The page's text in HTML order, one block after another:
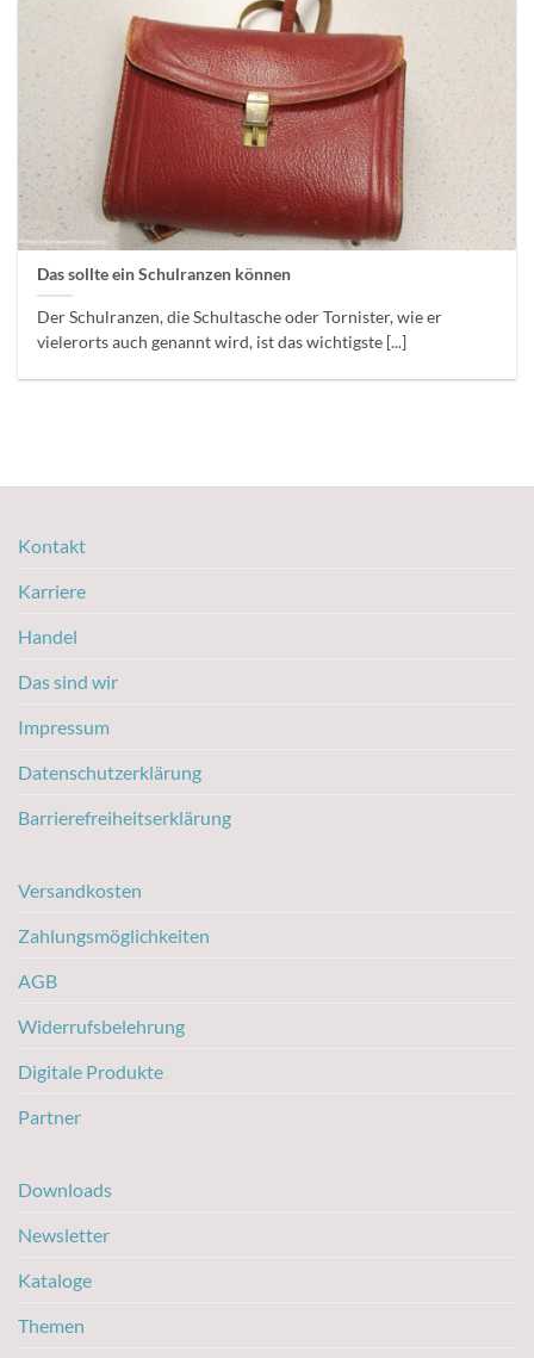
Das sollte ein Schulranzen können
Der Schulranzen, die Schultasche oder Tornister, wie er
vielerorts auch genannt wird, ist das wichtigste [...]
Kontakt
Karriere
Handel
Das sind wir
Impressum
Datenschutzerklärung
Barrierefreiheitserklärung
Versandkosten
Zahlungsmöglichkeiten
AGB
Widerrufsbelehrung
Digitale Produkte
Partner
Downloads
Newsletter
Kataloge
Themen